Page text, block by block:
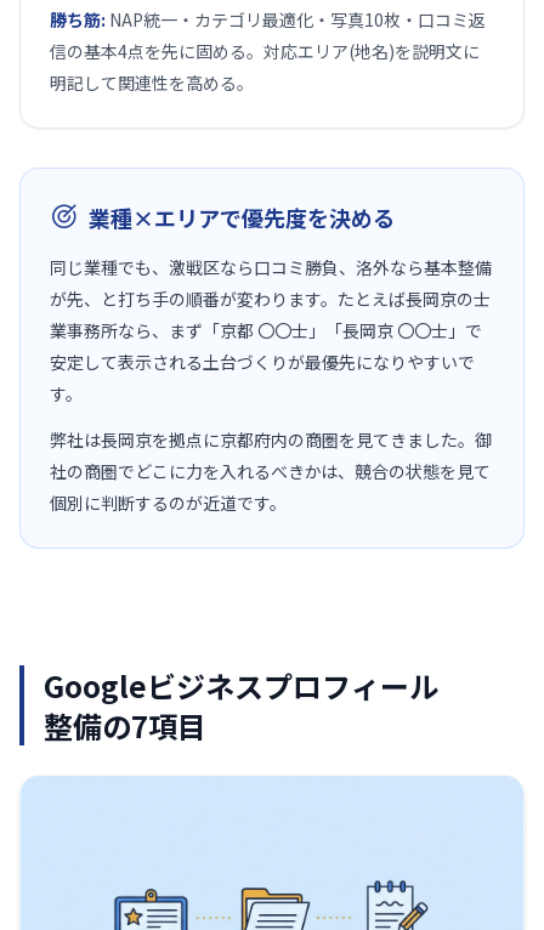
勝ち筋: NAP統一・カテゴリ最適化・写真10枚・口コミ返
信の基本4点を先に固める。対応エリア(地名)を説明文に
明記して関連性を高める。
業種×エリアで優先度を決める
同じ業種でも、激戦区なら口コミ勝負、洛外なら基本整備
が先、と打ち手の順番が変わります。たとえば長岡京の士
業事務所なら、まず「京都 〇〇士」「長岡京 〇〇士」で
安定して表示される土台づくりが最優先になりやすいで
す。
弊社は長岡京を拠点に京都府内の商圏を見てきました。御
社の商圏でどこに力を入れるべきかは、競合の状態を見て
個別に判断するのが近道です。
Googleビジネスプロフィール
整備の7項目